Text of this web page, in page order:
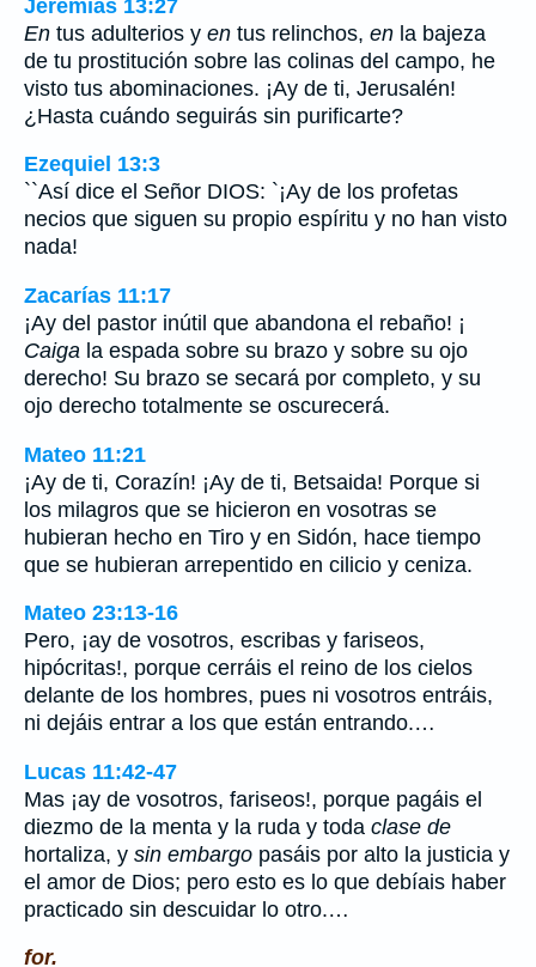
Jeremías 13:27
En tus adulterios y en tus relinchos, en la bajeza
de tu prostitución sobre las colinas del campo, he
visto tus abominaciones. ¡Ay de ti, Jerusalén!
¿Hasta cuándo seguirás sin purificarte?
Ezequiel 13:3
``Así dice el Señor DIOS: `¡Ay de los profetas
necios que siguen su propio espíritu y no han visto
nada!
Zacarías 11:17
¡Ay del pastor inútil que abandona el rebaño! ¡
Caiga la espada sobre su brazo y sobre su ojo
derecho! Su brazo se secará por completo, y su
ojo derecho totalmente se oscurecerá.
Mateo 11:21
¡Ay de ti, Corazín! ¡Ay de ti, Betsaida! Porque si
los milagros que se hicieron en vosotras se
hubieran hecho en Tiro y en Sidón, hace tiempo
que se hubieran arrepentido en cilicio y ceniza.
Mateo 23:13-16
Pero, ¡ay de vosotros, escribas y fariseos,
hipócritas!, porque cerráis el reino de los cielos
delante de los hombres, pues ni vosotros entráis,
ni dejáis entrar a los que están entrando.…
Lucas 11:42-47
Mas ¡ay de vosotros, fariseos!, porque pagáis el
diezmo de la menta y la ruda y toda clase de
hortaliza, y sin embargo pasáis por alto la justicia y
el amor de Dios; pero esto es lo que debíais haber
practicado sin descuidar lo otro.…
for.